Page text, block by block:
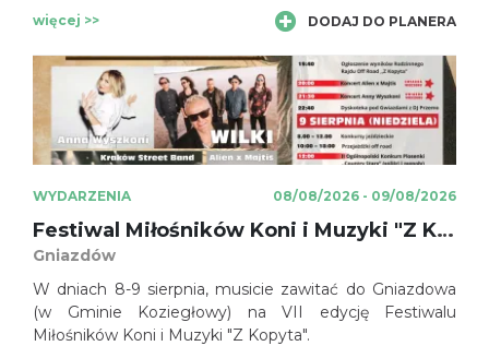
zamku, uczestnicy wkroczą w świat legend i dawnych
czasów, gdzie czekają na nich duchy minionych
wieków. To emocjonująca podróż pośród mrocznych
korytarzy i intrygujących zamkowych historii, które
przyprawiają o dreszcze.
więcej >> DODAJ DO PLANERA
WYDARZENIA 08/08/2026 - 09/08/2026
Festiwal Miłośników Koni i Muzyki "Z Kopyta"
Gniazdów
W dniach 8-9 sierpnia, musicie zawitać do Gniazdowa
(w Gminie Koziegłowy) na VII edycję Festiwalu
Miłośników Koni i Muzyki "Z Kopyta".